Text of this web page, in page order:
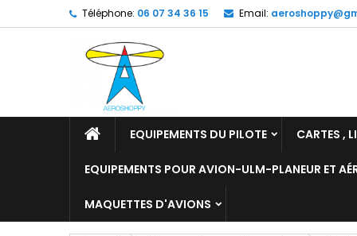
Téléphone: 06 07 34 36 15 Email:
EQUIPEMENTS DU PILOTE CARTES ,
EQUIPEMENTS POUR AVION-ULM-PLANEUR ET
MAQUETTES D'AVIONS